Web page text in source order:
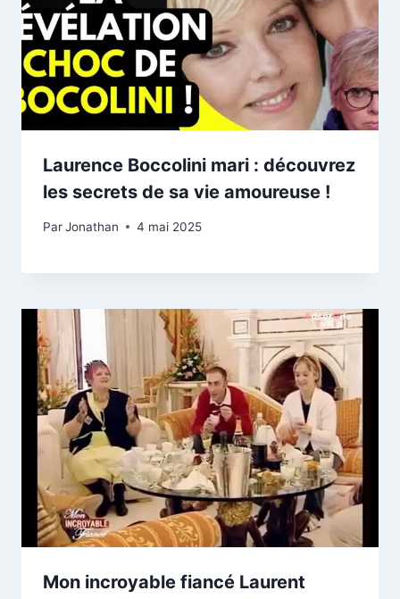
Laurence Boccolini mari : découvrez
les secrets de sa vie amoureuse !
ParJonathan 4 mai 2025
Mon incroyable fiancé Laurent